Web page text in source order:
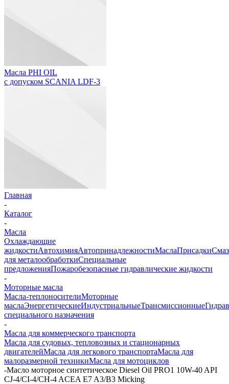
Масла PHI OIL
с допуском SCANIA LDF-3
Главная
-
Каталог
-
Масла
Охлаждающие
жидкостиАвтохимияАвтопринадлежностиМаслаПрисадки
для металообработкиСпециальные
предложенияПожаробезопасные гидравлические жидкости
-
Моторные масла
Масла-теплоносителиМоторные
маслаЭнергетическиеИндустриальныеТрансмиссионные
специального назначения
-
Масла для коммерческого транспорта
Масла для судовых, тепловозных и стационарных
двигателейМасла для легкового транспортаМасла для
малоразмерной техникиМасла для мотоциклов
-Масло моторное синтетическое Diesel Oil PRO1 10W-40 API
CJ-4/CI-4/CH-4 ACEA E7 A3/B3 Micking